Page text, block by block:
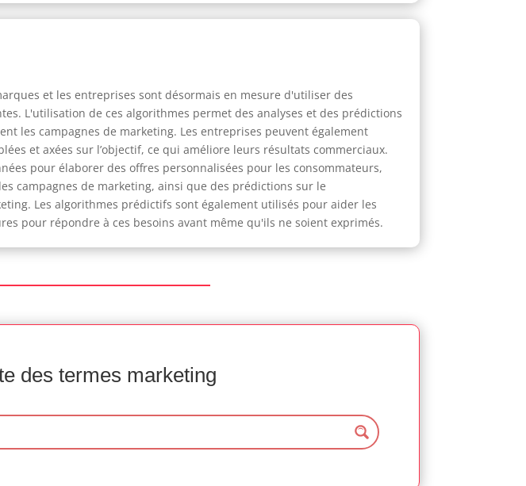
et les entreprises sont désormais en mesure d'utiliser des
L'utilisation de ces algorithmes permet des analyses et des prédictions
les campagnes de marketing. Les entreprises peuvent également
et axées sur l’objectif, ce qui améliore leurs résultats commerciaux.
pour élaborer des offres personnalisées pour les consommateurs,
campagnes de marketing, ainsi que des prédictions sur le
Les algorithmes prédictifs sont également utilisés pour aider les
pour répondre à ces besoins avant même qu'ils ne soient exprimés.
des termes marketing